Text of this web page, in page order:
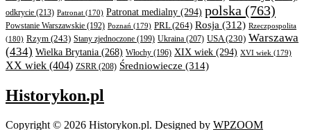
odkrycie (213) Patronat (170) Patronat medialny (294) polska (763)
Powstanie Warszawskie (192) Poznań (179) PRL(264) Rosja (312) Rzeczpospolita
(180) Rzym (243) Stany zjednoczone (199) Ukraina (207) USA(230) Warszawa
(434) Wielka Brytania (268) Włochy (196) XIX wiek (294) XVI wiek (179)
XX wiek (404) ZSRR (208) Średniowiecze (314)
Historykon.pl
Copyright © 2026 Historykon.pl. Designed by WPZOOM